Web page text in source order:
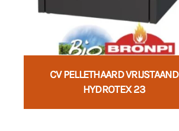
CV PELLETHAARD VRIJSTAAND
HYDROTEX 23